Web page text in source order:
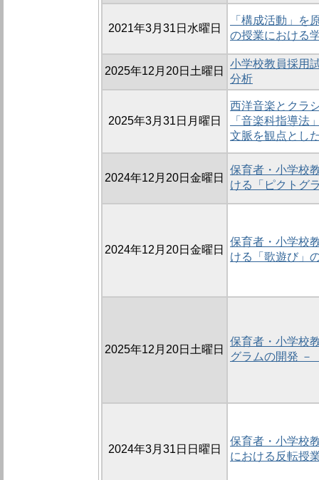
2021年3月31日水曜日
「構成活動」を
の授業における
2025年12月20日土曜日
小学校教員採用
分析
2025年3月31日月曜日
西洋音楽とクラ
「音楽科指導
文脈を観点とし
2024年12月20日金曜日
保育者・小学校
ける「ピクトグ
2024年12月20日金曜日
保育者・小学校
ける「歌遊び」
2025年12月20日土曜日
保育者・小学校
グラムの開発 －
2024年3月31日日曜日
保育者・小学校
における反転授